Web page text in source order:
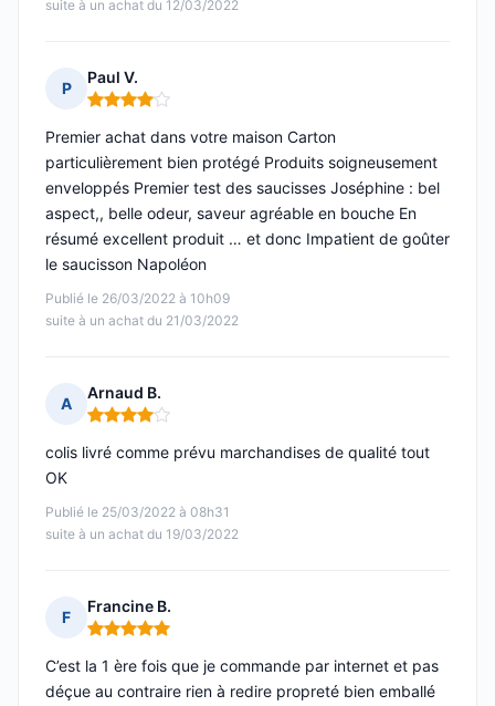
suite à un achat du 12/03/2022
P
Paul V.
Note : 4 sur 5
Publié le 26/03/2022 à 10h09
suite à un achat du 21/03/2022
Premier achat dans votre maison Carton
particulièrement bien protégé Produits soigneusement
enveloppés Premier test des saucisses Joséphine : bel
aspect,, belle odeur, saveur agréable en bouche En
résumé excellent produit … et donc Impatient de goûter
le saucisson Napoléon
A
Arnaud B.
Note : 4 sur 5
Publié le 25/03/2022 à 08h31
suite à un achat du 19/03/2022
colis livré comme prévu marchandises de qualité tout
OK
F
Francine B.
Note : 5 sur 5
C’est la 1 ère fois que je commande par internet et pas
déçue au contraire rien à redire propreté bien emballé